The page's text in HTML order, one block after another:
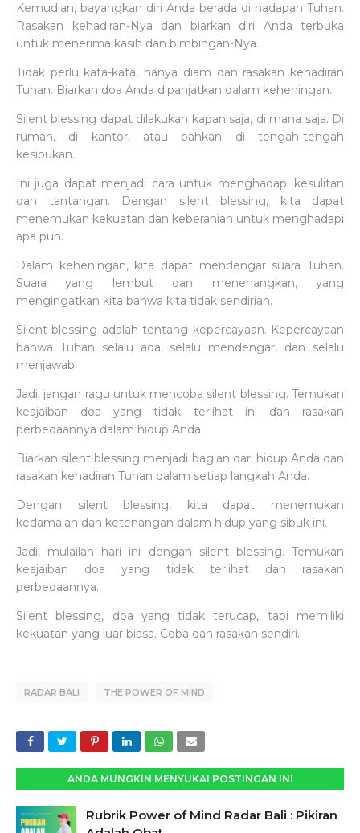
Kemudian, bayangkan diri Anda berada di hadapan Tuhan.
Rasakan kehadiran-Nya dan biarkan diri Anda terbuka
untuk menerima kasih dan bimbingan-Nya.
Tidak perlu kata-kata, hanya diam dan rasakan kehadiran
Tuhan. Biarkan doa Anda dipanjatkan dalam keheningan.
Silent blessing dapat dilakukan kapan saja, di mana saja. Di
rumah, di kantor, atau bahkan di tengah-tengah
kesibukan.
Ini juga dapat menjadi cara untuk menghadapi kesulitan
dan tantangan. Dengan silent blessing, kita dapat
menemukan kekuatan dan keberanian untuk menghadapi
apa pun.
Dalam keheningan, kita dapat mendengar suara Tuhan.
Suara yang lembut dan menenangkan, yang
mengingatkan kita bahwa kita tidak sendirian.
Silent blessing adalah tentang kepercayaan. Kepercayaan
bahwa Tuhan selalu ada, selalu mendengar, dan selalu
menjawab.
Jadi, jangan ragu untuk mencoba silent blessing. Temukan
keajaiban doa yang tidak terlihat ini dan rasakan
perbedaannya dalam hidup Anda.
Biarkan silent blessing menjadi bagian dari hidup Anda dan
rasakan kehadiran Tuhan dalam setiap langkah Anda.
Dengan silent blessing, kita dapat menemukan
kedamaian dan ketenangan dalam hidup yang sibuk ini.
Jadi, mulailah hari ini dengan silent blessing. Temukan
keajaiban doa yang tidak terlihat dan rasakan
perbedaannya.
Silent blessing, doa yang tidak terucap, tapi memiliki
kekuatan yang luar biasa. Coba dan rasakan sendiri.
RADAR BALI THE POWER OF MIND
ANDA MUNGKIN MENYUKAI POSTINGAN INI
Rubrik Power of Mind Radar Bali : Pikiran